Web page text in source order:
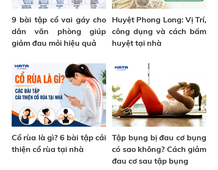
9 bài tập cổ vai gáy cho
dân văn phòng giúp
giảm đau mỏi hiệu quả
Huyệt Phong Long: Vị Trí,
công dụng và cách bấm
huyệt tại nhà
Cổ rùa là gì? 6 bài tập cải
thiện cổ rùa tại nhà
Tập bụng bị đau cơ bụng
có sao không? Cách giảm
đau cơ sau tập bụng